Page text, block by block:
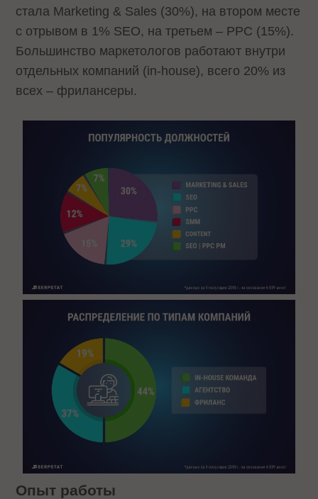
стала Marketing & Sales (30%), на втором месте
с отрывом в 1% SEO, на третьем – PPC (15%).
Большинство маркетологов работают внутри
отдельных компаний (in-house), всего 20% из
всех – фрилансеры.
Опыт работы